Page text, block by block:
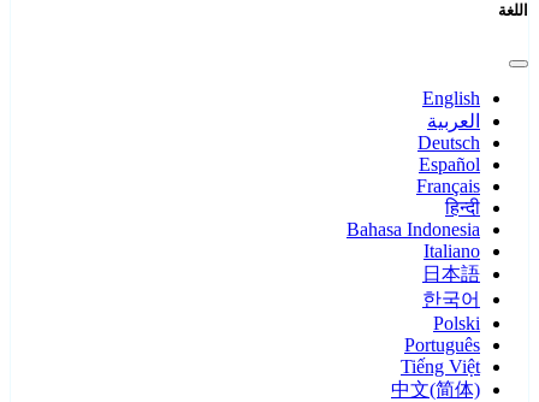
اللغة
English
العربية
Deutsch
Español
Français
हिन्दी
Bahasa Indonesia
Italiano
日本語
한국어
Polski
Português
Tiếng Việt
中文(简体)